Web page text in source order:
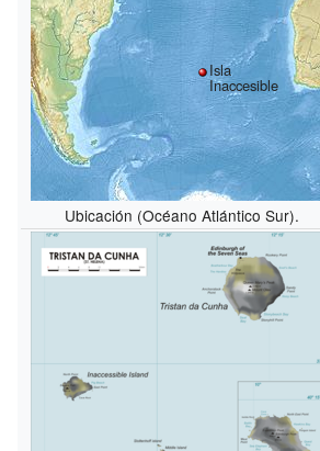
Isla
Inaccesible
Ubicación (Océano Atlántico Sur).